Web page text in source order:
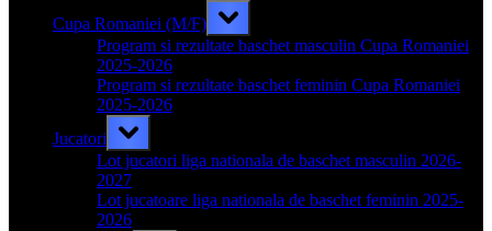
Cupa Romaniei (M/F)
Toggle
sub-
menu
Program si rezultate baschet masculin Cupa Romaniei
2025-2026
Program si rezultate baschet feminin Cupa Romaniei
2025-2026
Jucatori
Toggle
sub-
menu
Lot jucatori liga nationala de baschet masculin 2026-
2027
Lot jucatoare liga nationala de baschet feminin 2025-
2026